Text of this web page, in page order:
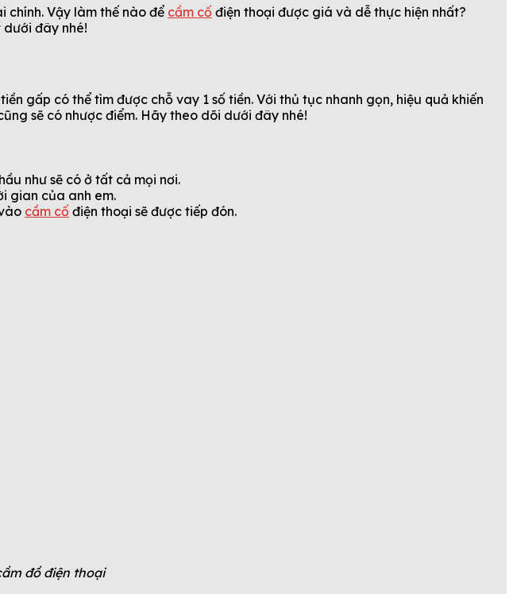
chính. Vậy làm thế nào để cầm cố điện thoại được giá và dễ thực hiện nhất?
đây nhé!
gấp có thể tìm được chỗ vay 1 số tiền. Với thủ tục nhanh gọn, hiệu quả khiến
sẽ có nhược điểm. Hãy theo dõi dưới đây nhé!
như sẽ có ở tất cả mọi nơi.
gian của anh em.
cầm cố điện thoại sẽ được tiếp đón.
đồ điện thoại